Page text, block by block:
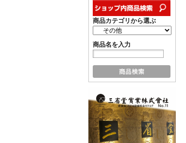
商品カテゴリから選ぶ
商品名を入力